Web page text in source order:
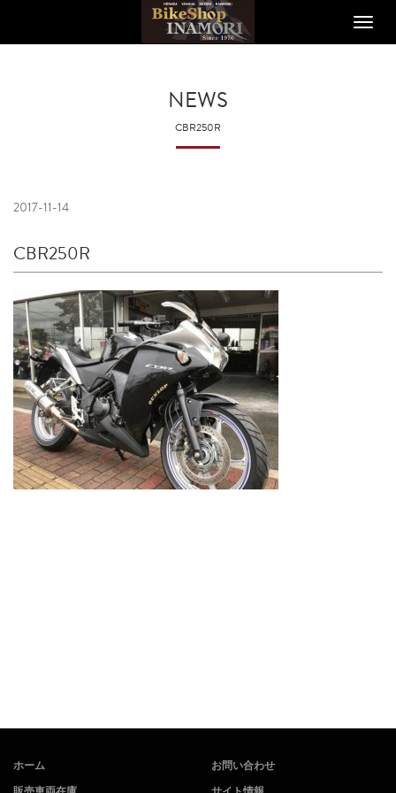
Toggle
NEWS
CBR250R
2017-11-14
CBR250R
ホーム
お問い合わせ